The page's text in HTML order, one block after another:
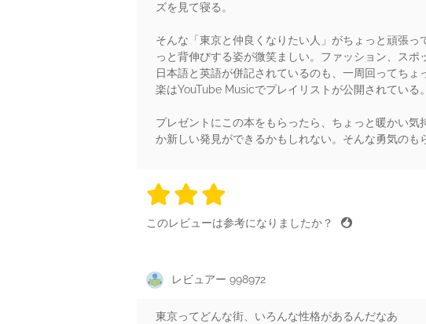
ズを見て寝る。
そんな「東京と仲良くなりたい人」がちょっと頑張
っと背伸びする姿が微笑ましい。ファッション、ス
日本語と英語が併記されているのも、一周回ってち
楽はYouTube Musicでプレイリストが公開されている
プレゼントにこの本をもらったら、ちょっと暖かい
か新しい発見ができるかもしれない。そんな勇気のも
3 stars
3 stars
このレビューは参考になりましたか？
レビュアー 998972
東京ってどんな街、いろんな性格があるんだなあ